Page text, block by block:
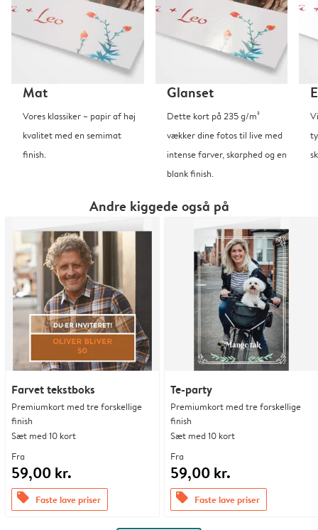
Mat
Vores klassiker – papir af høj
kvalitet med en semimat
finish.
Glanset
Dette kort på 235 g/m²
vækker dine fotos til live med
intense farver, skarphed og en
blank finish.
Andre kiggede også på
Farvet tekstboks
Premiumkort med tre forskellige
finish
Sæt med 10 kort
Fra
59,00 kr.
offers Faste lave priser
Te-party
Premiumkort med tre forskellige
finish
Sæt med 10 kort
Fra
59,00 kr.
offers Faste lave priser